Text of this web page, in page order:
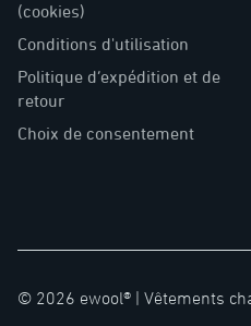
(cookies)
Conditions d'utilisation
Politique d’expédition et de
retour
Choix de consentement
© 2026 ewool® | Vêtements